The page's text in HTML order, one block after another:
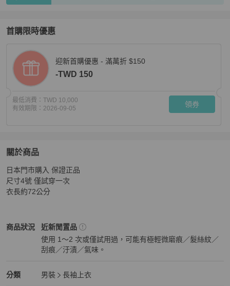
首購限時優惠
迎新首購優惠 - 滿萬折 $150
-TWD 150
最低消費： TWD 10,000
有效期限： 2026-09-05 領券
關於商品
關於Thom Browne灰色衛衣
日本門市購入 保證正品
尺寸4號 僅試穿一次
衣長約72公分
商品狀況
Thom Browne男裝商品狀態與細節
近新閒置品
使用 1～2 次或僅試用過，可能有極輕微磨痕／髮絲紋／
刮痕／汙漬／氣味。
分類
Thom Browne男裝分類資訊
男裝
長袖上衣